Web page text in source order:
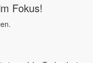
Fokus!